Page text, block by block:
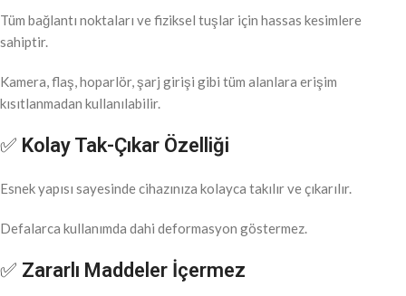
Tüm bağlantı noktaları ve fiziksel tuşlar için hassas kesimlere
sahiptir.
Kamera, flaş, hoparlör, şarj girişi gibi tüm alanlara erişim
kısıtlanmadan kullanılabilir.
✅ Kolay Tak-Çıkar Özelliği
Esnek yapısı sayesinde cihazınıza kolayca takılır ve çıkarılır.
Defalarca kullanımda dahi deformasyon göstermez.
✅ Zararlı Maddeler İçermez